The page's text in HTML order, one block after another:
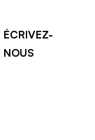
ÉCRIVEZ-
NOUS